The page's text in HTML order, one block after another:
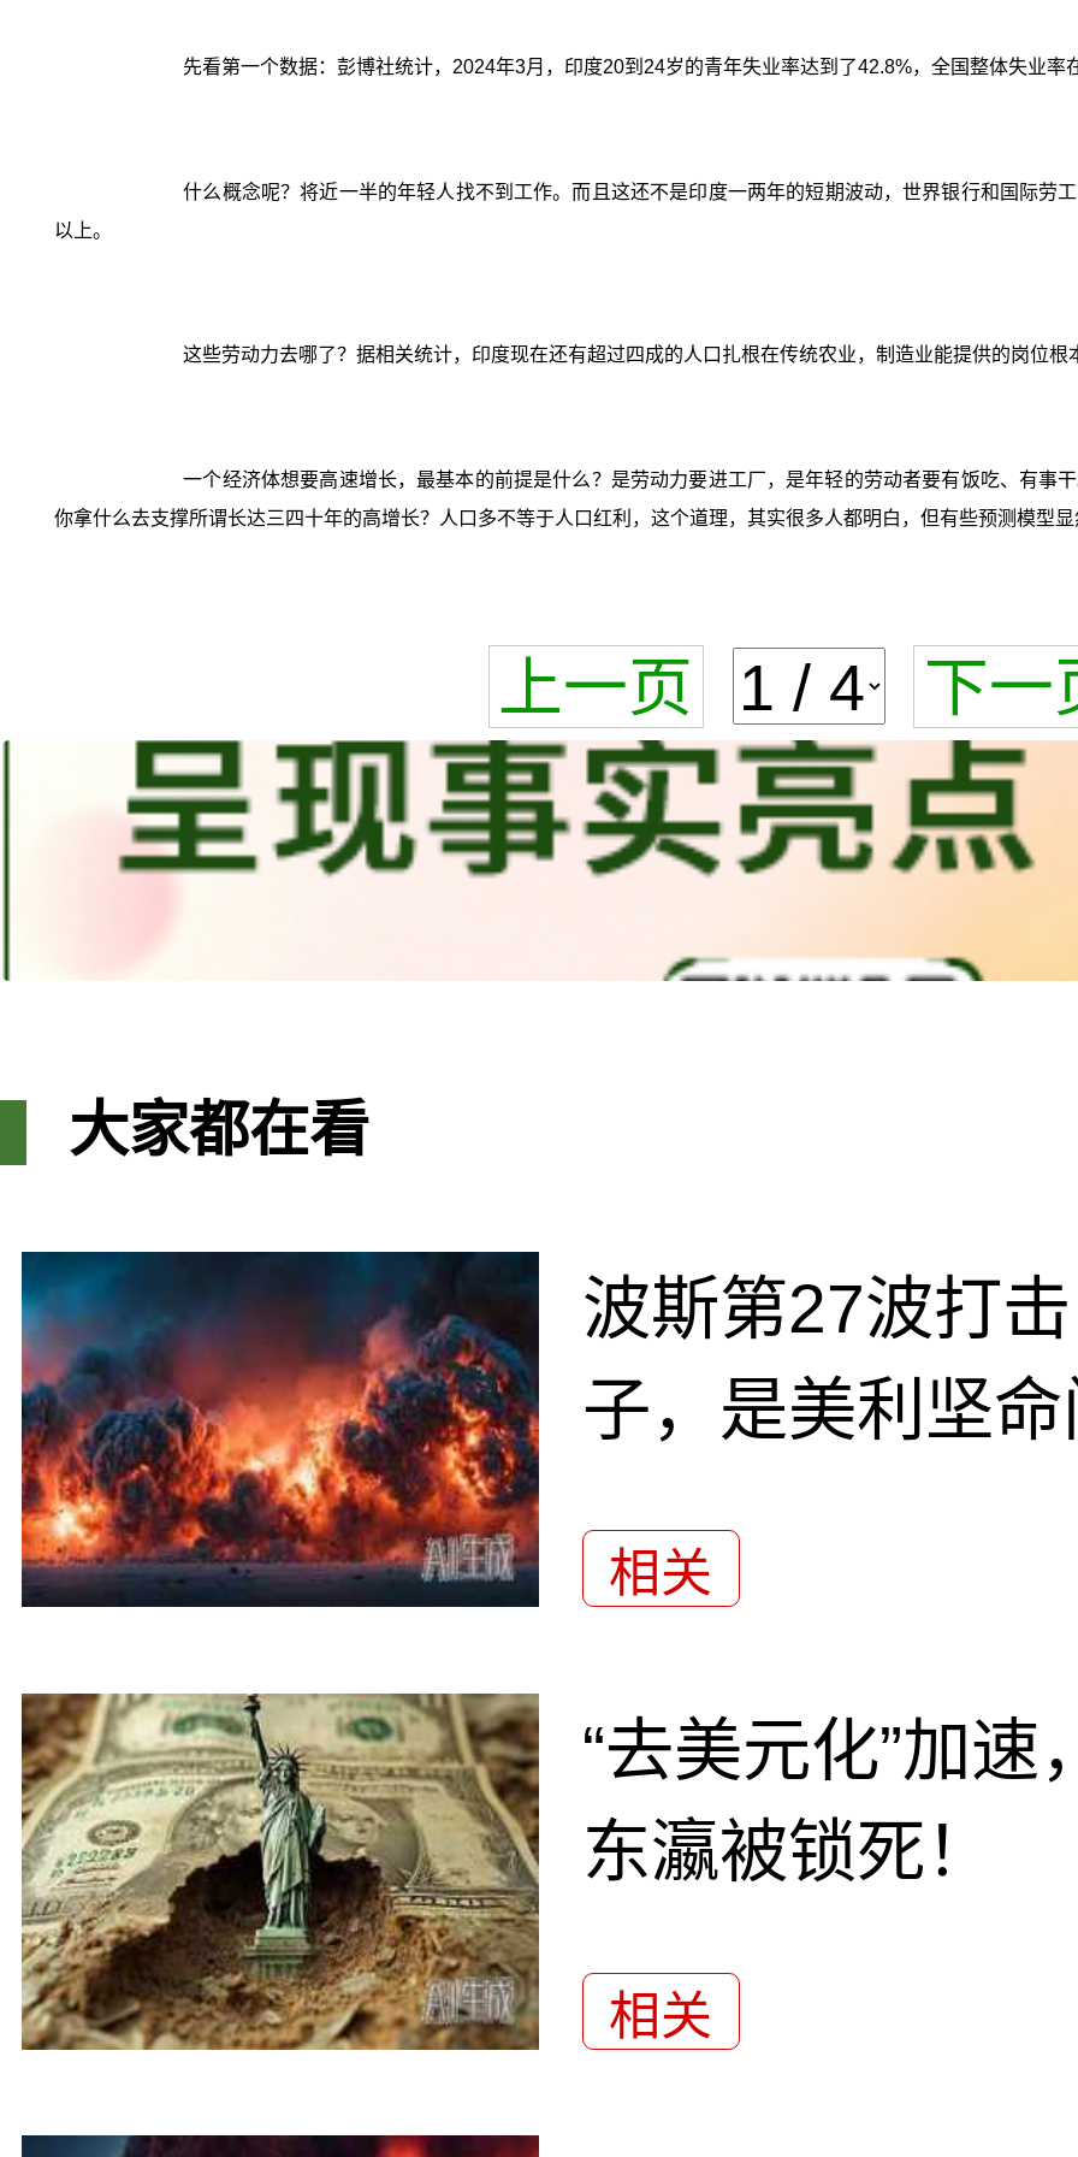
先看第一个数据：彭博社统计，2024年3月，印度20到24岁的青年失业率达到了42.8%，全国整体失业率
什么概念呢？将近一半的年轻人找不到工作。而且这还不是印度一两年的短期波动，世界银行和国际劳
以上。
这些劳动力去哪了？据相关统计，印度现在还有超过四成的人口扎根在传统农业，制造业能提供的岗位根
一个经济体想要高速增长，最基本的前提是什么？是劳动力要进工厂，是年轻的劳动者要有饭吃、有事
你拿什么去支撑所谓长达三四十年的高增长？人口多不等于人口红利，这个道理，其实很多人都明白，但有些预测模型
上一页 下一
大家都在看
波斯第27波打
子，是美利坚
相关
“去美元化”加
东瀛被锁死！
相关